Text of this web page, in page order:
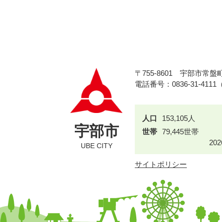
宇部市
UBE CITY
〒755-8601 宇部市常盤
電話番号：0836-31-
人口
153,105人
世帯 79,445世帯
サイトポリシー